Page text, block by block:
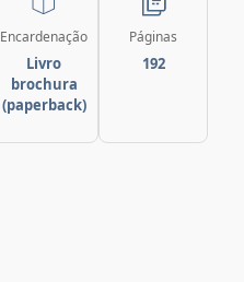
Encardenação
Livro
brochura
(paperback)
Páginas
192